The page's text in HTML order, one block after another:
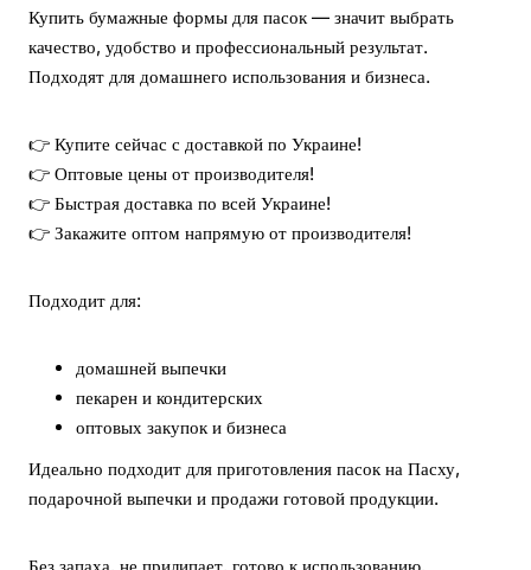
Купить бумажные формы для пасок — значит выбрать
качество, удобство и профессиональный результат.
Подходят для домашнего использования и бизнеса.
👉 Купите сейчас с доставкой по Украине!
👉 Оптовые цены от производителя!
👉 Быстрая доставка по всей Украине!
👉 Закажите оптом напрямую от производителя!
Подходит для:
домашней выпечки
пекарен и кондитерских
оптовых закупок и бизнеса
Идеально подходит для приготовления пасок на Пасху,
подарочной выпечки и продажи готовой продукции.